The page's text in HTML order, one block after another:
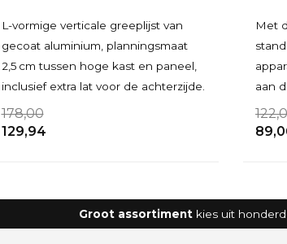
L-vormige verticale greeplijst van
gecoat aluminium, planningsmaat
2,5 cm tussen hoge kast en paneel,
inclusief extra lat voor de achterzijde.
178,00
129,94
Met
aan
Groot assortiment kies uit